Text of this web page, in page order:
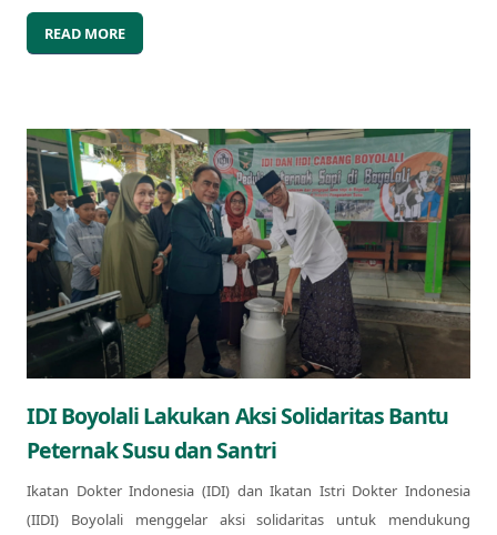
READ MORE
IDI Boyolali Lakukan Aksi Solidaritas Bantu
Peternak Susu dan Santri
Ikatan Dokter Indonesia (IDI) dan Ikatan Istri Dokter Indonesia
(IIDI) Boyolali menggelar aksi solidaritas untuk mendukung